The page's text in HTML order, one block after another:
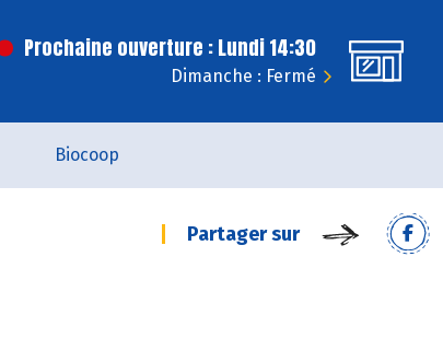
Prochaine ouverture : Lundi 14:30
Dimanche : Fermé
Biocoop
Partager sur